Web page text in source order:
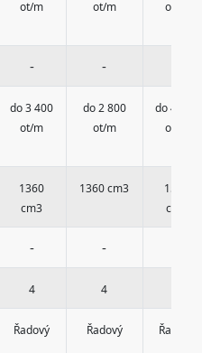
ot/m
ot/m
ot/m
- -
do 3 400
ot/m
do 2 800
ot/m
do 4 000
ot/m
1360
cm3
1360 cm3
1580
cm3
- -
4 4
Řadový Řadový Řadový